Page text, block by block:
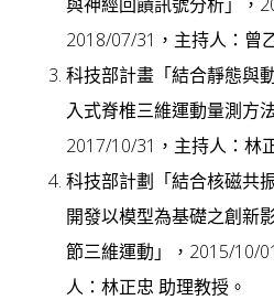
2018/07/31，主持人：曾
科技部計畫「結合靜態與
入式脊椎三維運動量測方
2017/10/31，主持人：林
科技部計劃「結合核磁共
開發以模型為基礎之創新
節三維運動」，2015/10/
人：林正忠 助理教授。